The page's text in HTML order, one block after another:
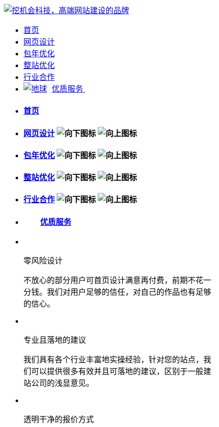
首页
网页设计
包年优化
整站优化
行业合作
优质服务
首页
网页设计
包年优化
整站优化
行业合作
优质服务
零风险设计
不放心的部分用户可首页设计满意再付费，前期不花一
分钱。我们对用户足够的信任，对自己的作品也有足够
的信心。
专业且落地的建议
我们具有各个行业丰富地实操经验，针对您的站点，我
们可以提供很多有效并且可落地的建议，区别于一般建
站公司的浅显意见。
透明干净的报价方式